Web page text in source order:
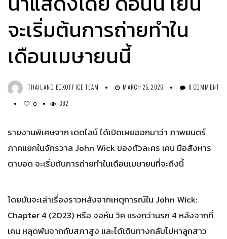
จะเริ่มต้นการถ่ายทำใน
เดือนเมษายนนี้
THAILAND BOXOFFICE TEAM MARCH 25, 2026 0 COMMENT
0 382
รายงานพิเศษจาก เดดไลน์ ได้เปิดเผยออกมาว่า ภาพยนตร์
ภาคแยกในจักรวาล John Wick ของตัวละคร เคน มือสังหาร
ตาบอด จะเริ่มต้นการถ่ายทำในเดือนเมษายนที่จะถึงนี้
โดยมันจะเล่าเรื่องราวหลังจากเหตุการณ์ใน John Wick:
Chapter 4 (2023) หรือ จอห์น วิค แรงกว่านรก 4 หลังจากที่
เคน หลุดพ้นจากกับสภาสูง และได้เดินทางกลับไปหาลูกสาว